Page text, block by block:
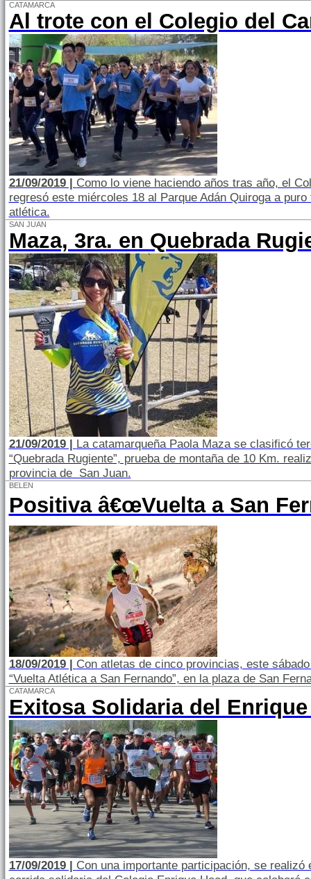
CATAMARCA
Al trote con el Colegio del
21/09/2019 | Como lo viene haciendo años tras año, el
regresó este miércoles 18 al Parque Adán Quiroga a
atlética.
SAN JUAN
Maza, 3ra. en Quebrada
21/09/2019 | La catamarqueña Paola Maza se clasificó
“Quebrada Rugiente”, prueba de montaña de 10 Km.
provincia de San Juan.
BELEN
Positiva â€œVuelta a San
18/09/2019 | Con atletas de cinco provincias, este
“Vuelta Atlética a San Fernando”, en la plaza de San
CATAMARCA
Exitosa Solidaria del
17/09/2019 | Con una importante participación, se realizó